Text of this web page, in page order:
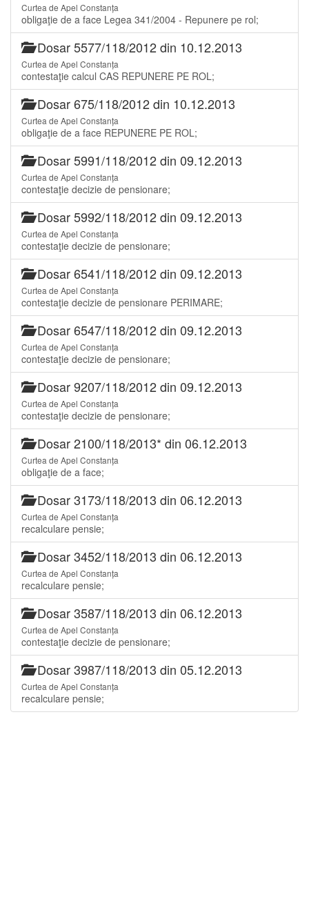
Curtea de Apel Constanța
obligaţie de a face Legea 341/2004 - Repunere pe rol;
Dosar 5577/118/2012 din 10.12.2013
Curtea de Apel Constanța
contestaţie calcul CAS REPUNERE PE ROL;
Dosar 675/118/2012 din 10.12.2013
Curtea de Apel Constanța
obligaţie de a face REPUNERE PE ROL;
Dosar 5991/118/2012 din 09.12.2013
Curtea de Apel Constanța
contestaţie decizie de pensionare;
Dosar 5992/118/2012 din 09.12.2013
Curtea de Apel Constanța
contestaţie decizie de pensionare;
Dosar 6541/118/2012 din 09.12.2013
Curtea de Apel Constanța
contestaţie decizie de pensionare PERIMARE;
Dosar 6547/118/2012 din 09.12.2013
Curtea de Apel Constanța
contestaţie decizie de pensionare;
Dosar 9207/118/2012 din 09.12.2013
Curtea de Apel Constanța
contestaţie decizie de pensionare;
Dosar 2100/118/2013* din 06.12.2013
Curtea de Apel Constanța
obligaţie de a face;
Dosar 3173/118/2013 din 06.12.2013
Curtea de Apel Constanța
recalculare pensie;
Dosar 3452/118/2013 din 06.12.2013
Curtea de Apel Constanța
recalculare pensie;
Dosar 3587/118/2013 din 06.12.2013
Curtea de Apel Constanța
contestaţie decizie de pensionare;
Dosar 3987/118/2013 din 05.12.2013
Curtea de Apel Constanța
recalculare pensie;